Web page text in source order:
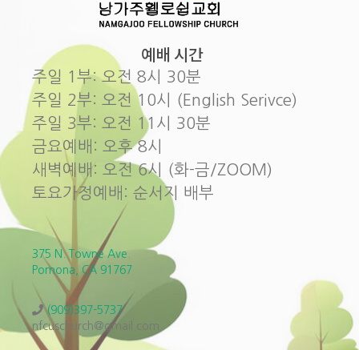
예배 시간
주일 1부: 오전 8시 30분
주일 2부: 오전 10시 (English Serivce)
주일 3부: 오전 11시 30분
금요예배: 오후 8시
새벽예배: 오전 6시 (화-금/ZOOM)
토요가정예배: 순서지 배부
375 N. Towne Ave.
Pomona, CA 91767
(909)397-5737
nfcuschurch@gmail.com